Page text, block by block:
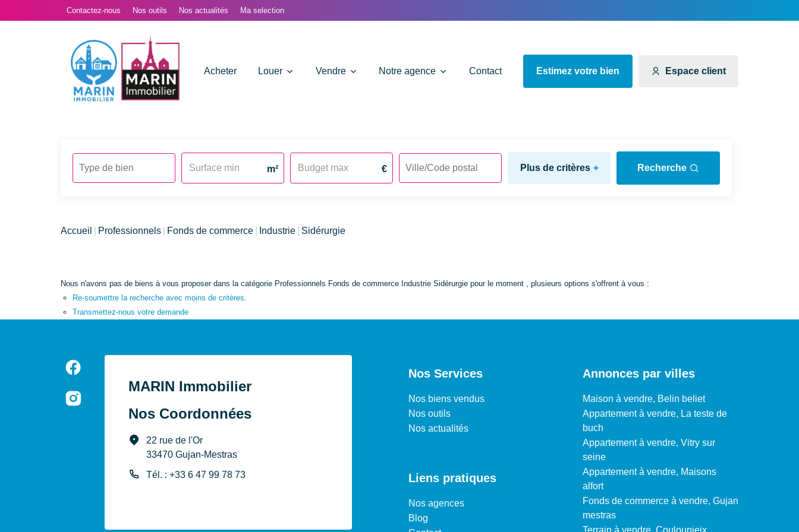
Contactez-nous Nos outils Nos actualités Ma selection
Acheter Louer Vendre Notre agence Contact Estimez votre bien Espace client
m² € Plus de critères + Recherche
Accueil Professionnels Fonds de commerce Industrie Sidérurgie
Nous n'avons pas de biens à vous proposer dans la catégorie Professionnels Fonds de commerce Industrie Sidérurgie pour le moment , plusieurs options s'offrent à vous :
Re-soumettre la recherche avec moins de critères.
Transmettez-nous votre demande
MARIN Immobilier
Nos Coordonnées
22 rue de l'Or
33470 Gujan-Mestras
Tél. : +33 6 47 99 78 73
Nos Services
Nos biens vendus
Nos outils
Nos actualités
Liens pratiques
Nos agences
Blog
Annonces par villes
Maison à vendre, Belin beliet
Appartement à vendre, La teste de
buch
Appartement à vendre, Vitry sur
seine
Appartement à vendre, Maisons
alfort
Fonds de commerce à vendre, Gujan
mestras
Terrain à vendre, Coulounieix